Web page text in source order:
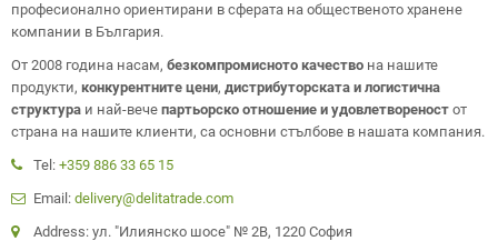
професионално ориентирани в сферата на общественото хранене
компании в България.
От 2008 година насам, безкомпромисното качество на нашите
продукти, конкурентните цени, дистрибуторската и логистична
структура и най-вече партьорско отношение и удовлетвореност от
страна на нашите клиенти, са основни стълбове в нашата компания.
Tel: +359 886 33 65 15
Email: delivery@delitatrade.com
Address: ул. "Илиянско шосе" № 2В, 1220 София